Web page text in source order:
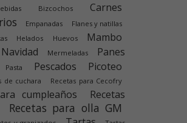
Bizcochos Carnes
Empanadas
Flanes y natillas
Helados Huevos
Mambo
Mermeladas
Panes
Pasta Pescados Picoteo
de cuchara Recetas para Cecofry
cumpleaños
Recetas
Recetas para olla GM